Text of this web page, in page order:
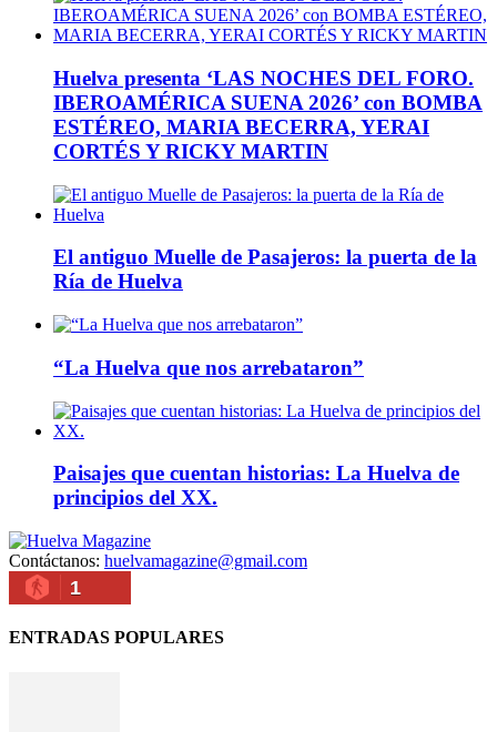
Huelva presenta ‘LAS NOCHES DEL FORO.
IBEROAMÉRICA SUENA 2026’ con BOMBA
ESTÉREO, MARIA BECERRA, YERAI
CORTÉS Y RICKY MARTIN
El antiguo Muelle de Pasajeros: la puerta de la
Ría de Huelva
“La Huelva que nos arrebataron”
Paisajes que cuentan historias: La Huelva de
principios del XX.
Contáctanos: huelvamagazine@gmail.com
1
ENTRADAS POPULARES